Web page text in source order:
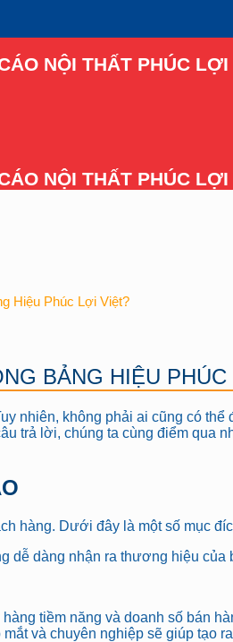
NỘI THẤT PHÚC
NỘI THẤT PHÚC
Hiệu Phúc Lợi Việt?
BẢNG HIỆU
nhiên, không phải ai cũng có
trả lời, chúng ta cùng điểm qua
hàng. Dưới đây là một số mục
dễ dàng nhận ra thương hiệu
tiềm năng và doanh số bán
và chuyên nghiệp sẽ giúp tạo